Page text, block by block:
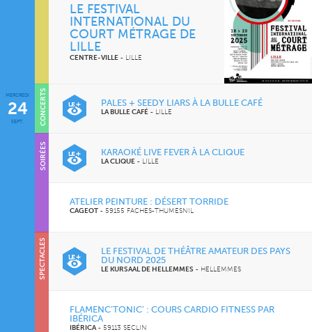
LE FESTIVAL
INTERNATIONAL DU
COURT MÉTRAGE DE
LILLE
CENTRE-VILLE - LILLE
MERCREDI
24
SEPT.
PALES + SEEDY LIARS À LA BULLE CAFÉ
LA BULLE CAFÉ - LILLE
CONCERTS
KARAOKÉ LIVE FEVER À LA CLIQUE
LA CLIQUE - LILLE
ATELIER PEINTURE : DÉSERT TORRIDE
CAGEOT - 59155 FACHES-THUMESNIL
SOIRÉES
LE FESTIVAL DE THÉÂTRE AMATEUR DES PAYS
DU NORD 2025
LE KURSAAL DE HELLEMMES - HELLEMMES
FLAMENC’TONIC’ : COURS CARDIO FITNESS PAR
IBÉRICA
IBÉRICA- 59113 SECLIN
SPECTACLES